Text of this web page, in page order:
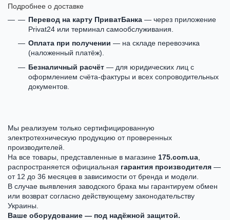
Подробнее о доставке
Перевод на карту ПриватБанка — через приложение
Privat24 или терминал самообслуживания.
Оплата при получении — на складе перевозчика
(наложенный платёж).
Безналичный расчёт — для юридических лиц с
оформлением счёта-фактуры и всех сопроводительных
документов.
Мы реализуем только сертифицированную
электротехническую продукцию от проверенных
производителей.
На все товары, представленные в магазине 175.com.ua
распространяется официальная гарантия производителя —
от 12 до 36 месяцев в зависимости от бренда и модели.
В случае выявления заводского брака мы гарантируем обмен
или возврат согласно действующему законодательству
Украины.
Ваше оборудование — под надёжной защитой.